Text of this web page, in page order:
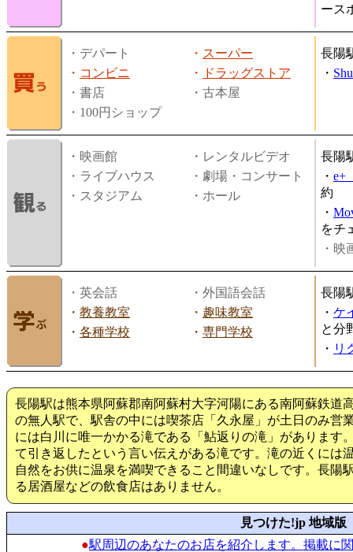
ース
・デパート ・ スーパー
・ コンビニ ・
ドラッグストア
・書店
・古本屋
・100円ショップ
長陽
・
・映画館
・レンタルビデオ
・ライブハウス
・劇場・コンサート
・スタジアム
・ホール
長陽
・ e+
約
・
をチ
・映
・英会話
・外国語会話
・ 教養教室 ・ 趣味教室
・ 各種学校 ・ 専門学校
長陽
・ ケ
と分
・ リ
長陽駅は熊本県阿蘇郡南阿蘇村大字河陽にある南阿蘇鉄道
の無人駅で、駅舎の中には喫茶店「久永屋」が土日のみ営
には白川に唯一かかる滝である「鮎返りの滝」があります
て引き返したという言い伝えがある滝です。滝の近くには
自然をお供に温泉を満喫できること間違いなしです。長陽
る居酒屋などの飲食店はありません。
見つけた!jp 地域版
●駅周辺のあなたのお店を紹介します。掲載に